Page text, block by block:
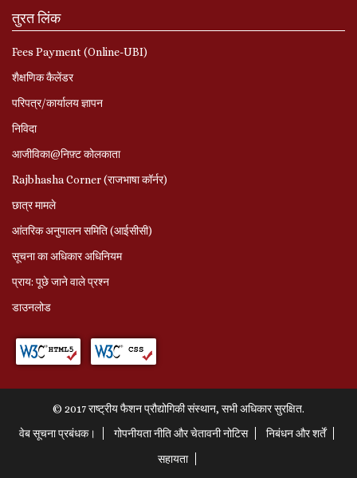
तुरत लिंक
Fees Payment (Online-UBI)
शैक्षणिक कैलेंडर
परिपत्र/कार्यालय ज्ञापन
निविदा
आजीविका@निफ़्ट कोलकाता
Rajbhasha Corner (राजभाषा कॉर्नर)
छात्र मामले
आंतरिक अनुपालन समिति (आईसीसी)
सूचना का अधिकार अधिनियम
प्राय: पूछे जाने वाले प्रश्‍न
डाउनलोड
© 2017 राष्ट्रीय फैशन प्रौद्योगिकी संस्थान, सभी अधिकार सुरक्षित.
वेब सूचना प्रबंधक।
गोपनीयता नीति और चेतावनी नोटिस
निबंधन और शर्तें
सहायता